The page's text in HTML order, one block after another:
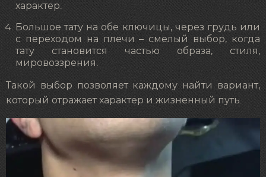
характер.
Большое тату на обе ключицы, через грудь или
с переходом на плечи – смелый выбор, когда
тату становится частью образа, стиля,
мировоззрения.
Такой выбор позволяет каждому найти вариант,
который отражает характер и жизненный путь.